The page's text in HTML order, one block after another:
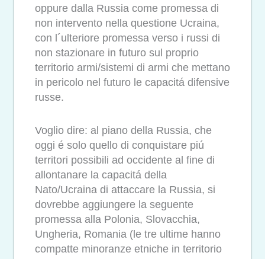
oppure dalla Russia come promessa di
non intervento nella questione Ucraina,
con l´ulteriore promessa verso i russi di
non stazionare in futuro sul proprio
territorio armi/sistemi di armi che mettano
in pericolo nel futuro le capacitá difensive
russe.
Voglio dire: al piano della Russia, che
oggi é solo quello di conquistare piú
territori possibili ad occidente al fine di
allontanare la capacitá della
Nato/Ucraina di attaccare la Russia, si
dovrebbe aggiungere la seguente
promessa alla Polonia, Slovacchia,
Ungheria, Romania (le tre ultime hanno
compatte minoranze etniche in territorio